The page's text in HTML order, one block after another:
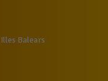
Balears